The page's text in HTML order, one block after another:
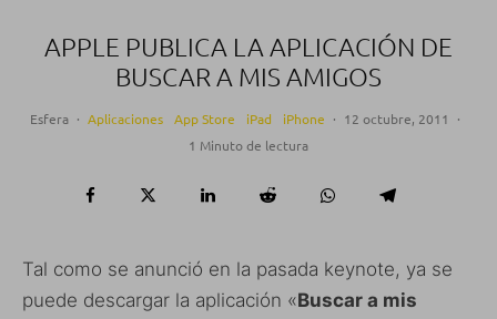
APPLE PUBLICA LA APLICACIÓN DE
BUSCAR A MIS AMIGOS
Esfera · Aplicaciones App Store iPad iPhone · 12 octubre, 2011
·
1 Minuto de lectura
Tal como se anunció en la pasada keynote, ya se
puede descargar la aplicación «Buscar a mis